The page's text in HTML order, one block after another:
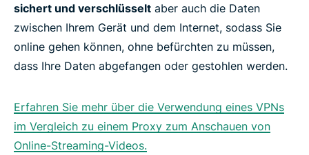
sichert und verschlüsselt aber auch die Daten
zwischen Ihrem Gerät und dem Internet, sodass Sie
online gehen können, ohne befürchten zu müssen,
dass Ihre Daten abgefangen oder gestohlen werden.
Erfahren Sie mehr über die Verwendung eines VPNs
im Vergleich zu einem Proxy zum Anschauen von
Online-Streaming-Videos.